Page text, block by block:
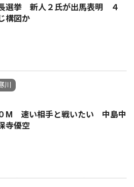
選挙 新人２氏が出馬表明 ４
構図か
川
M 速い相手と戦いたい 中島中
寺優空